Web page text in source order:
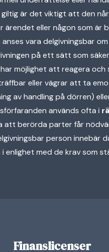
giltig är det viktigt att den
ärendet eller någon som är
vara delgivningsbar
på ett sätt som
möjlighet att reagera och
eller vägrar att ta
av handling på dörren)
används ofta i
att berörda parter får
person
enlighet med de krav som
Finanslicenser